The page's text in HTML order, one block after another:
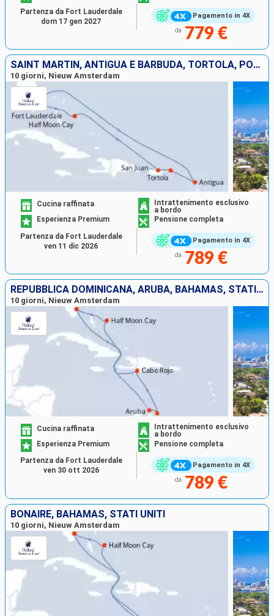
Pagamento in 4X
da 779 €
Partenza da Fort Lauderdale
dom 17 gen 2027
SAINT MARTIN, ANTIGUA E BARBUDA, TORTOLA, PORTORICO, BAHAMAS, STATI UNITI
10 giorni, Nieuw Amsterdam
Pagamento in 4X
Cucina raffinata
Intrattenimento esclusivo
a bordo
Esperienza Premium
Pensione completa
da 789 €
Partenza da Fort Lauderdale
ven 11 dic 2026
REPUBBLICA DOMINICANA, ARUBA, BAHAMAS, STATI UNITI
10 giorni, Nieuw Amsterdam
Pagamento in 4X
Cucina raffinata
Intrattenimento esclusivo
a bordo
Esperienza Premium
Pensione completa
da 789 €
Partenza da Fort Lauderdale
ven 30 ott 2026
BONAIRE, BAHAMAS, STATI UNITI
10 giorni, Nieuw Amsterdam